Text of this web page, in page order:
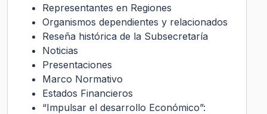
Representantes en Regiones
Organismos dependientes y relacionados
Reseña histórica de la Subsecretaría
Noticias
Presentaciones
Marco Normativo
Estados Financieros
“Impulsar el desarrollo Económico”: